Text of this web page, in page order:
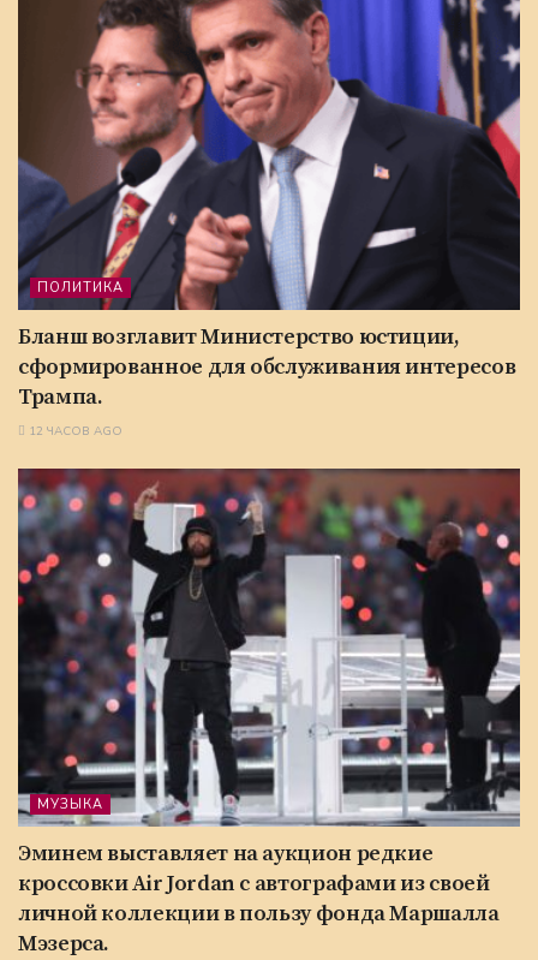
ПОЛИТИКА
Бланш возглавит Министерство юстиции,
сформированное для обслуживания интересов
Трампа.
12 ЧАСОВ AGO
МУЗЫКА
Эминем выставляет на аукцион редкие
кроссовки Air Jordan с автографами из своей
личной коллекции в пользу фонда Маршалла
Мэзерса.